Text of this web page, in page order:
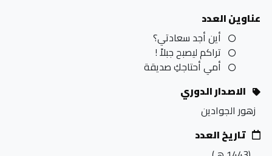
عناوين العدد
أين أجد سعادتي؟
تراكم ليصبح جبلاً !
أمي أحتاجكِ صديقة
الاصدار الدوري
زهور الجوادين
تاريخ العدد